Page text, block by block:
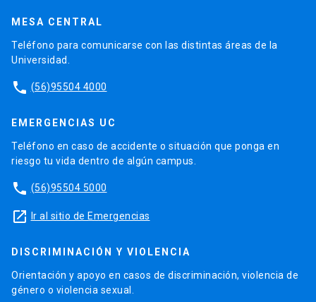
MESA CENTRAL
Teléfono para comunicarse con las distintas áreas de la
Universidad.
phone (56)95504 4000
EMERGENCIAS UC
Teléfono en caso de accidente o situación que ponga en
riesgo tu vida dentro de algún campus.
phone (56)95504 5000
launch Ir al sitio de Emergencias
DISCRIMINACIÓN Y VIOLENCIA
Orientación y apoyo en casos de discriminación, violencia de
género o violencia sexual.